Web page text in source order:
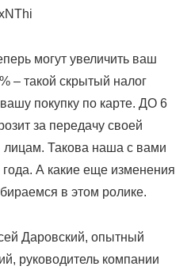
могут увеличить ваш
– такой скрытый налог
покупку по карте. ДО 6
за передачу своей
лицам. Такова наша с вами
А какие еще изменения
в этом ролике.
Даровский, опытный
руководитель компании